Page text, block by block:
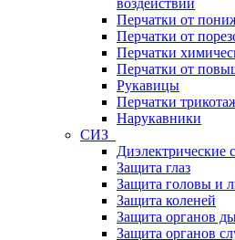
воздействий
Перчатки от
Перчатки от
Перчатки
Перчатки от
Рукавицы
Перчатки
Нарукавники
СИЗ
Диэлектрические
Защита глаз
Защита головы и
Защита коленей
Защита органов
Защита органов